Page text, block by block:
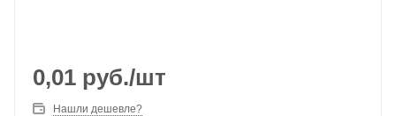
0,01 руб./шт
Нашли дешевле?